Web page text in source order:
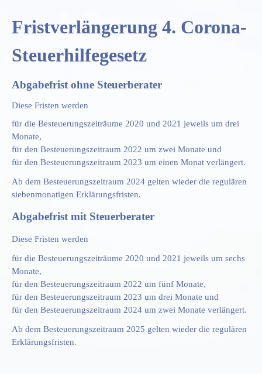
Fristverlängerung 4. Corona-
Steuerhilfegesetz
Abgabefrist ohne Steuerberater
Diese Fristen werden
für die Besteuerungszeiträume 2020 und 2021 jeweils um drei
Monate,
für den Besteuerungszeitraum 2022 um zwei Monate und
für den Besteuerungszeitraum 2023 um einen Monat verlängert.
Ab dem Besteuerungszeitraum 2024 gelten wieder die regulären
siebenmonatigen Erklärungsfristen.
Abgabefrist mit Steuerberater
Diese Fristen werden
für die Besteuerungszeiträume 2020 und 2021 jeweils um sechs
Monate,
für den Besteuerungszeitraum 2022 um fünf Monate,
für den Besteuerungszeitraum 2023 um drei Monate und
für den Besteuerungszeitraum 2024 um zwei Monate verlängert.
Ab dem Besteuerungszeitraum 2025 gelten wieder die regulären
Erklärungsfristen.